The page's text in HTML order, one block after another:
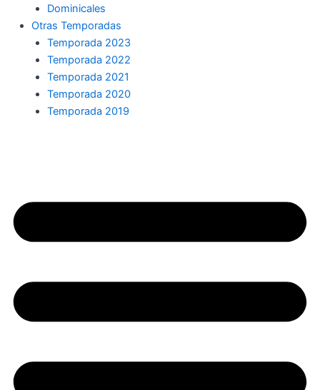
Dominicales
Otras Temporadas
Temporada 2023
Temporada 2022
Temporada 2021
Temporada 2020
Temporada 2019